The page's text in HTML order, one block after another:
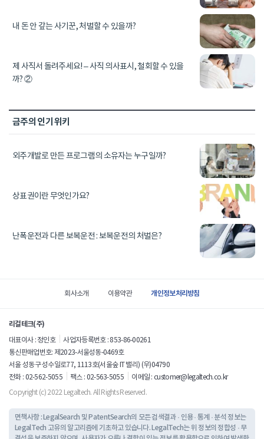
내 돈 안 갚는 사기꾼, 처벌할 수 있을까?
제 사직서 돌려주세요! – 사직 의사표시, 철회할 수 있을
까? ②
금주의 인기 위키
외주개발로 만든 프로그램의 소유자는 누구일까?
상표권이란 무엇인가요?
난폭운전과 다른 보복운전 : 보복운전의 처벌은?
정
회사소개 이용약관 개인정보처리방침
리걸테크(주)
대표이사 : 정인호
사업자등록번호 : 853-86-00261
통신판매업번호: 제2023-서울성동-0469호
서울 성동구 성수일로77, 1113호(서울숲 IT 밸리) (우)04790
전화 : 02-562-5055
팩스 : 02-563-5055 이메일 : customer@legaltech.co.kr
Copyright (c) 2022 Legaltech. All Rights Reserved.
면책사항 : LegalSearch 및 PatentSearch의 모든 검색결과 · 인용 · 통계 · 분석 정보는
LegalTech 고유의 알고리즘에 기초하고 있습니다. LegalTech는 위 정보의 정합성 · 무